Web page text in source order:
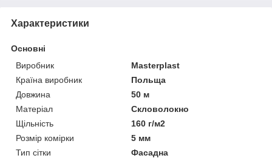
Характеристики
Основні
Виробник
Masterplast
Країна виробник
Польща
Довжина
50 м
Матеріал
Скловолокно
Щільність
160 г/м2
Розмір комірки
5 мм
Тип сітки
Фасадна